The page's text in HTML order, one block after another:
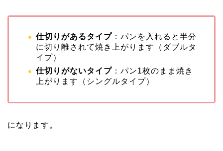
仕切りがあるタイプ ：パンを入れると半分
に切り離されて焼き上がります（ダブルタ
イプ）
仕切りがないタイプ ：パン1枚のまま焼き
上がります（シングルタイプ）
になります。